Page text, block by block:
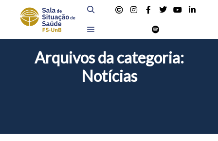
Menu principal
Arquivos da categoria:
Notícias